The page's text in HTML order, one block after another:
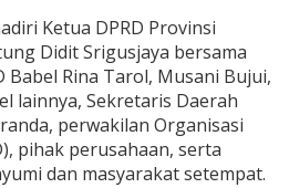
Ketua DPRD Provinsi
Didit Srigusjaya bersama
Babel Rina Tarol, Musani Bujui,
lainnya, Sekretaris Daerah
perwakilan Organisasi
pihak perusahaan, serta
dan masyarakat setempat.